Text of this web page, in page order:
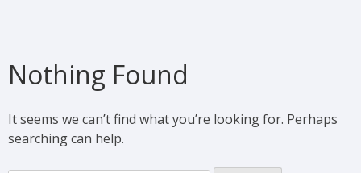
Nothing Found
It seems we can’t find what you’re looking for. Perhaps
searching can help.